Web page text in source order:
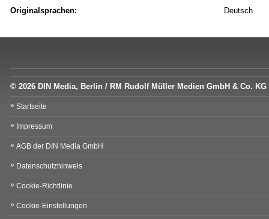
Originalsprachen:
Deutsch
© 2026 DIN Media, Berlin / RM Rudolf Müller Medien GmbH & Co. KG
Startseite
Impressum
AGB der DIN Media GmbH
Datenschutzhinweis
Cookie-Richtlinie
Cookie-Einstellungen